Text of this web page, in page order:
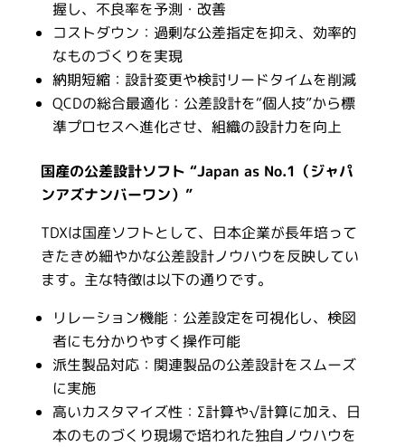
握し、不良率を予測・改善
コストダウン：過剰な公差指定を抑え、効率的
なものづくりを実現
納期短縮：設計変更や検討リードタイムを削減
QCDの総合最適化：公差設計を“個人技”から標
準プロセスへ進化させ、組織の設計力を向上
国産の公差設計ソフト “Japan as No.1（ジャパ
ンアズナンバーワン）”
TDXは国産ソフトとして、日本企業が長年培って
きたきめ細やかな公差設計ノウハウを反映してい
ます。主な特徴は以下の通りです。
リレーション機能：公差設定を可視化し、検図
者にも分かりやすく操作可能
派生製品対応：関連製品の公差設計をスムーズ
に実施
高いカスタマイズ性：Σ計算や√計算に加え、日
本のものづくり現場で培われた独自ノウハウを